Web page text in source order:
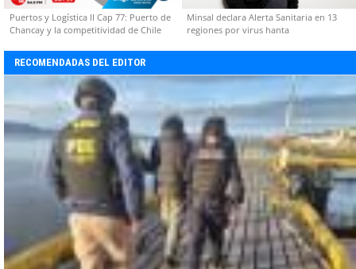
Puertos y Logística II Cap 77: Puerto de
Chancay y la competitividad de Chile
Minsal declara Alerta Sanitaria en 13
regiones por virus hanta
RECOMENDADAS DEL EDITOR